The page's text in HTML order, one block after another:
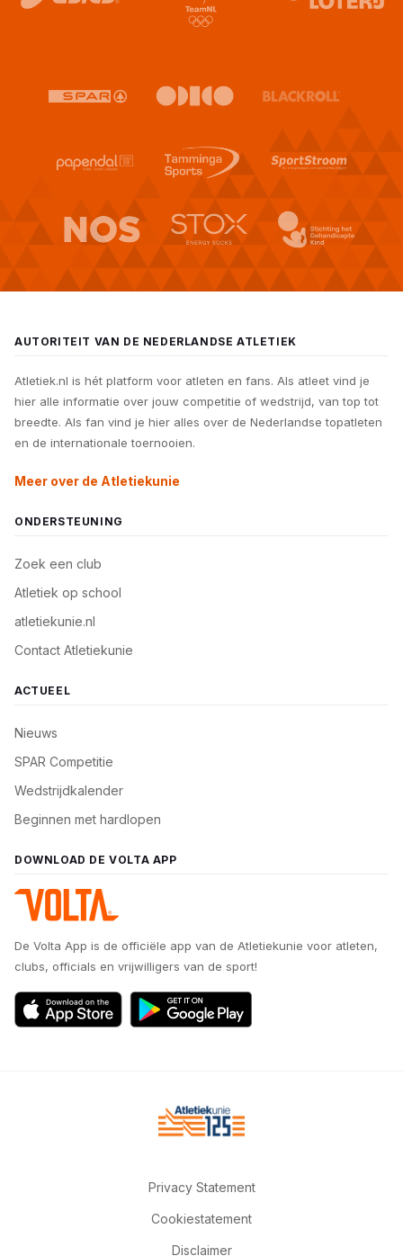
AUTORITEIT VAN DE NEDERLANDSE ATLETIEK
Atletiek.nl is hét platform voor atleten en fans. Als atleet vind je
hier alle informatie over jouw competitie of wedstrijd, van top tot
breedte. Als fan vind je hier alles over de Nederlandse topatleten
en de internationale toernooien.
Meer over de Atletiekunie
ONDERSTEUNING
Zoek een club
Atletiek op school
atletiekunie.nl
Contact Atletiekunie
ACTUEEL
Nieuws
SPAR Competitie
Wedstrijdkalender
Beginnen met hardlopen
DOWNLOAD DE VOLTA APP
De Volta App is de officiële app van de Atletiekunie voor atleten,
clubs, officials en vrijwilligers van de sport!
Privacy Statement
Cookiestatement
Disclaimer